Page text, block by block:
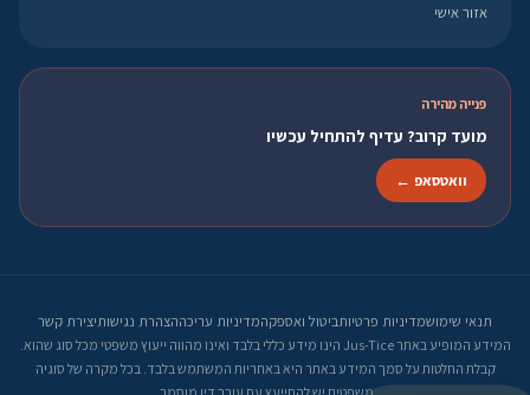
אזור אישי
פנייה מהירה
מועד קרוב? עדיף להתחיל עכשיו
וואטסאפ ←
תנאי שימושמדיניות פרטיותביטול ואספקהמדיניות עריכההצהרת נגישותיצירת קשר
המידע המופיע באתר Jus-Tice הינו מידע כללי בלבד ואינו מהווה ייעוץ משפטי מכל סוג שהוא.
קבלת החלטות על סמך המידע באתר היא באחריות המשתמש בלבד. בכל מקרה של סוגיה